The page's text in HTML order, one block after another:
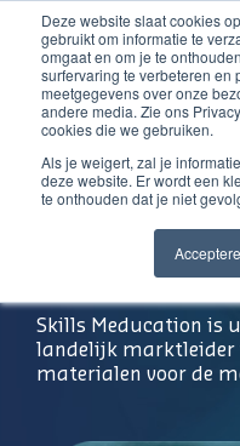
Deze website slaat cookies
gebruikt om informatie te
omgaat en om je te
surfervaring te verbeteren en
meetgegevens over onze
andere media. Zie ons
cookies die we gebruiken.
Als je weigert, zal je
deze website. Er wordt een
te onthouden dat je niet
Ga
naar
de
inhoud
Improving
Medical
Skills Meducation is
landelijk marktleider
materialen voor de